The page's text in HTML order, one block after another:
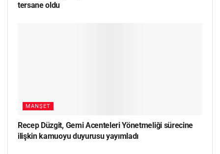
tersane oldu
MANŞET
Recep Düzgit, Gemi Acenteleri Yönetmeliği sürecine
ilişkin kamuoyu duyurusu yayımladı